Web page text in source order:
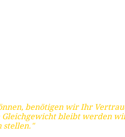
benötigen wir Ihr
Gleichgewicht bleibt werden
stellen."